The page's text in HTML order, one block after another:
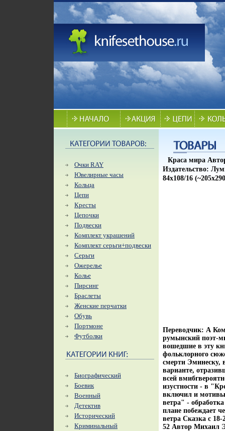
Очки RAY
Ювелирные часы
Кольца
Цепи
Кресты
Цепочки
Подвески
Комплект украшений
Комплект серьги+подвески
Серьги
Ожерелье
Колье
Пирсинг
Браслеты
Женские перчатки
Обувь
Портмоне
Футболки
Биографический
Боевик
Военный
Детектив
Исторический
Криминальный
Краса мира
Издательство:
84x108/16
Переводчик: А
румынский поэт-
вошедшие в эту
фольклорного
смерти Эминеску,
варианте,
всей
изустности - в
включил и
ветра" -
плане побеждает
ветра Сказка c
52 Автор Михаил